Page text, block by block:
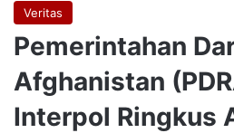
Veritas
Pemerintahan
Afghanistan
Interpol Ringkus